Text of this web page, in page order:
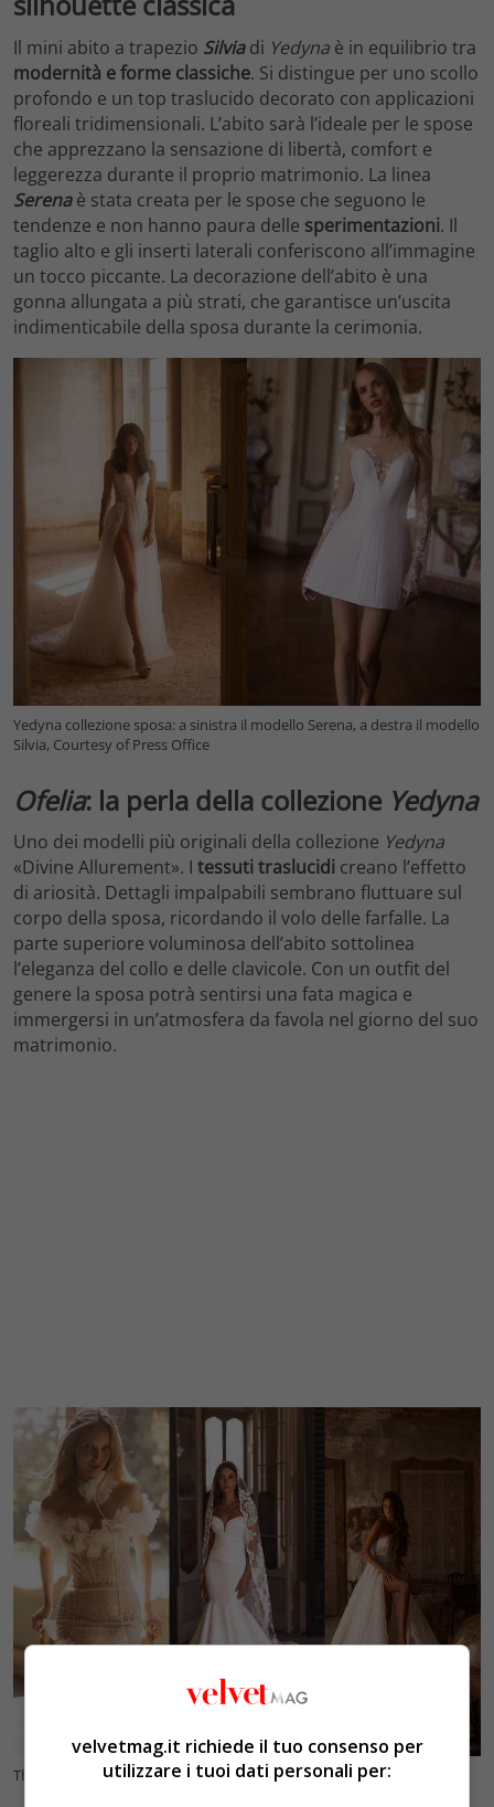
Il mini abito a trapezio Silvia di Yedyna è in equilibrio tra
modernità e forme classiche. Si distingue per uno scollo
profondo e un top traslucido decorato con applicazioni
floreali tridimensionali. L’abito sarà l’ideale per le spose
che apprezzano la sensazione di libertà, comfort e
leggerezza durante il proprio matrimonio. La linea
Serena è stata creata per le spose che seguono le
tendenze e non hanno paura delle sperimentazioni. Il
taglio alto e gli inserti laterali conferiscono all’immagine
un tocco piccante. La decorazione dell’abito è una
gonna allungata a più strati, che garantisce un’uscita
indimenticabile della sposa durante la cerimonia.
Yedyna collezione sposa: a sinistra il modello Serena, a destra il modello
Silvia, Courtesy of Press Office
Ofelia: la perla della collezione Yedyna
Uno dei modelli più originali della collezione Yedyna
«Divine Allurement». I tessuti traslucidi creano l’effetto
di ariosità. Dettagli impalpabili sembrano fluttuare sul
corpo della sposa, ricordando il volo delle farfalle. La
parte superiore voluminosa dell’abito sottolinea
l’eleganza del collo e delle clavicole. Con un outfit del
genere la sposa potrà sentirsi una fata magica e
immergersi in un’atmosfera da favola nel giorno del suo
matrimonio.
The models: Ofelia, Emanuela and Tiziana, Courtesy of Press Office
velvetmag.it richiede il tuo consenso per
utilizzare i tuoi dati personali per: